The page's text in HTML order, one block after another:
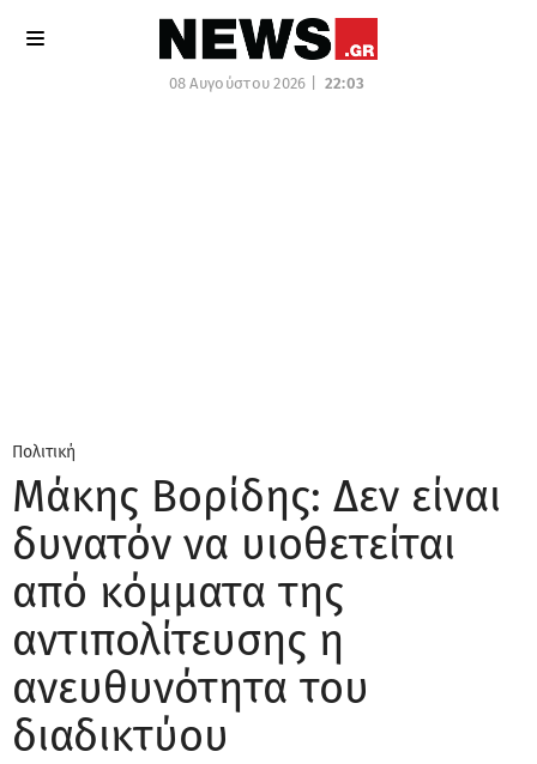
08 Αυγούστου 2026 | 22:03
Πολιτική
Μάκης Βορίδης: Δεν είναι
δυνατόν να υιοθετείται
από κόμματα της
αντιπολίτευσης η
ανευθυνότητα του
διαδικτύου